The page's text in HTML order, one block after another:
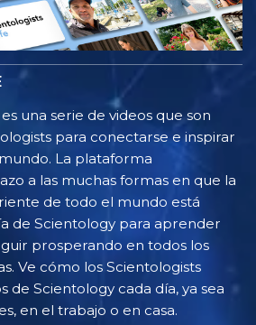
es una serie de videos que son
para conectarse e inspirar
La plataforma
a las muchas formas en que la
de todo el mundo está
de Scientology para aprender
prosperando en todos los
Ve cómo los Scientologists
de Scientology cada día, ya sea
en el trabajo o en casa.